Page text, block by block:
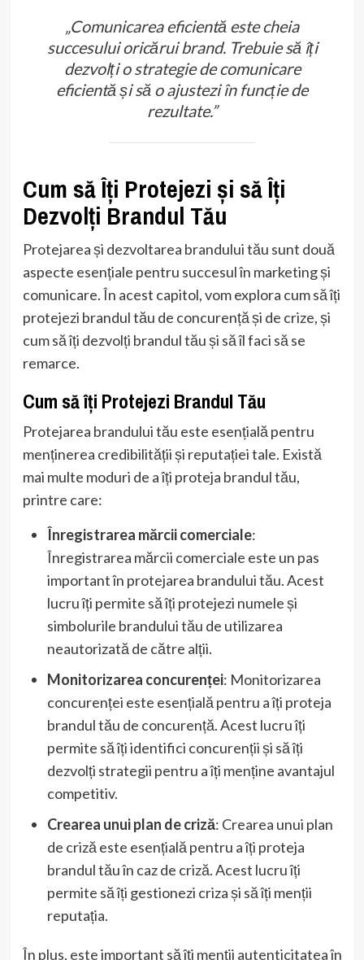
„Comunicarea eficientă este cheia
succesului oricărui brand. Trebuie să îți
dezvolți o strategie de comunicare
eficientă și să o ajustezi în funcție de
rezultate.”
Cum să Îți Protejezi și să Îți
Dezvolți Brandul Tău
Protejarea și dezvoltarea brandului tău sunt două
aspecte esențiale pentru succesul în marketing și
comunicare. În acest capitol, vom explora cum să îți
protejezi brandul tău de concurență și de crize, și
cum să îți dezvolți brandul tău și să îl faci să se
remarce.
Cum să îți Protejezi Brandul Tău
Protejarea brandului tău este esențială pentru
menținerea credibilității și reputației tale. Există
mai multe moduri de a îți proteja brandul tău,
printre care:
Înregistrarea mărcii comerciale:
Înregistrarea mărcii comerciale este un pas
important în protejarea brandului tău. Acest
lucru îți permite să îți protejezi numele și
simbolurile brandului tău de utilizarea
neautorizată de către alții.
Monitorizarea concurenței: Monitorizarea
concurenței este esențială pentru a îți proteja
brandul tău de concurență. Acest lucru îți
permite să îți identifici concurenții și să îți
dezvolți strategii pentru a îți menține avantajul
competitiv.
Crearea unui plan de criză: Crearea unui plan
de criză este esențială pentru a îți proteja
brandul tău în caz de criză. Acest lucru îți
permite să îți gestionezi criza și să îți menții
reputația.
În plus, este important să îți menții autenticitatea în